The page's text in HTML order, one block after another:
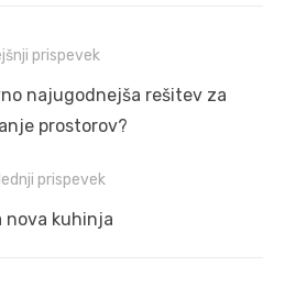
prispevek
najugodnejša rešitev za
prostorov?
prispevek
nova kuhinja